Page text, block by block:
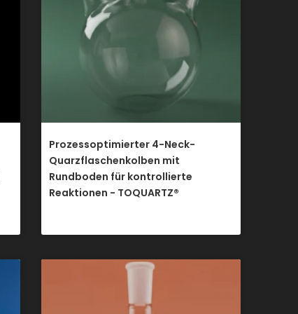
Prozessoptimierter 4-Neck-
Quarzflaschenkolben mit
Rundboden für kontrollierte
Reaktionen - TOQUARTZ®